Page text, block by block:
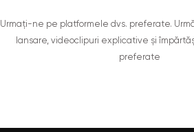
Urmați-ne pe platformele dvs. preferate.
lansare, videoclipuri explicative și
preferate